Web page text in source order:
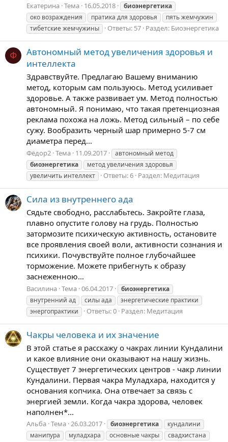
Екатерина Тема 16.05.2018
биоэнергетика
око возраждения
пратика для здоровья
пять жемчужин
тибетские жемчужины
Ответы: 57 Раздел: Биоэнергетика
Ф
Автономный метод увеличения здоровья и
интеллекта
Здравствуйте. Предлагаю Вашему вниманию
метод, которым сам пользуюсь. Метод усиливает
здоровье. А также развивает ум. Метод полностью
автономный. Я понимаю, что такая претенциозная
реклама похожа на ложь. Метод сильный – по себе
сужу. Вообразить черный шар примерно 5-7 см
диаметра перед...
Фёдор2 Тема 11.09.2017
автономный метод
биоэнергетика
метод увеличения здоровья
увеличить интеллект
Ответы: 6 Раздел: Медитация
Сила из внутреннего ада
Сядьте свободно, расслабьтесь. Закройте глаза,
плавно опустите голову на грудь. Полностью
затормозите психическую активность, остановите
все проявления своей воли, активности сознания и
психики. Почувствуйте полное глубочайшее
торможение. Можете прибегнуть к образу
заснеженною...
Василина Тема 06.04.2017
биоэнергетика
внутренний ад
силы ада
энергетические практики
энергопрактики
Ответы: 0 Раздел: Медитация
Чакры человека и их значение
В этой статье я расскажу о чакрах линии Кундалини
и какое влияние они оказывают на нашу жизнь.
Существует 7 энергетических центров - чакр линии
Кундалини. Первая чакра Муладхара, находится у
основания копчика. Она отвечает за связь с
энергией земли. Когда чакра здорова, человек
наполнен*...
Альба Тема 26.03.2017 биоэнергетика
кундалини
манипура
муладхара основные чакры свадхистана